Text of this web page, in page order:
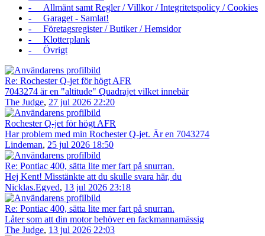
- Allmänt samt Regler / Villkor / Integritetspolicy / Cookies
- Garaget - Samlat!
- Företagsregister / Butiker / Hemsidor
- Klotterplank
- Övrigt
Re: Rochester Q-jet för högt AFR
7043274 är en "altitude" Quadrajet vilket innebär
The Judge, 27 jul 2026 22:20
Rochester Q-jet för högt AFR
Har problem med min Rochester Q-jet. Är en 7043274
Lindeman, 25 jul 2026 18:50
Re: Pontiac 400, sätta lite mer fart på snurran.
Hej Kent! Misstänkte att du skulle svara här, du
Nicklas.Egyed, 13 jul 2026 23:18
Re: Pontiac 400, sätta lite mer fart på snurran.
Låter som att din motor behöver en fackmannamässig
The Judge, 13 jul 2026 22:03